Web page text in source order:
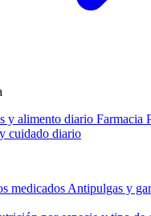
y alimento diario Farmacia
cuidado diario
medicados Antipulgas y